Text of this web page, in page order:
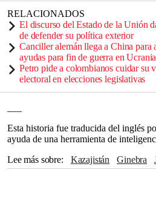
RELACIONADOS
El discurso del Estado de la Unión
de defender su política exterior
Canciller alemán llega a China
ayudas para fin de guerra en Ucrania
Petro pide a colombianos cuidar su
electoral en elecciones legislativas
Esta historia fue traducida del inglés
ayuda de una herramienta de
Lee más sobre
Kazajistán Ginebra